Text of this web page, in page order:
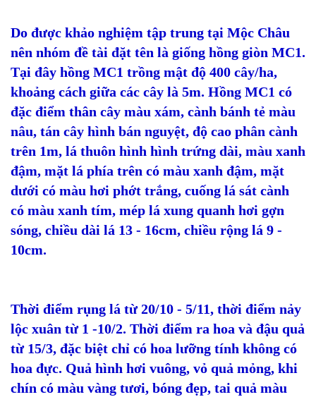
Do được khảo nghiệm tập trung tại Mộc Châu
nên nhóm đề tài đặt tên là giống hồng giòn MC1.
Tại đây hồng MC1 trồng mật độ 400 cây/ha,
khoảng cách giữa các cây là 5m. Hồng MC1 có
đặc điểm thân cây màu xám, cành bánh tẻ màu
nâu, tán cây hình bán nguyệt, độ cao phân cành
trên 1m, lá thuôn hình hình trứng dài, màu xanh
đậm, mặt lá phía trên có màu xanh đậm, mặt
dưới có màu hơi phớt trắng, cuống lá sát cành
có màu xanh tím, mép lá xung quanh hơi gợn
sóng, chiều dài lá 13 - 16cm, chiều rộng lá 9 -
10cm.
Thời điểm rụng lá từ 20/10 - 5/11, thời điểm nảy
lộc xuân từ 1 -10/2. Thời điểm ra hoa và đậu quả
từ 15/3, đặc biệt chỉ có hoa lưỡng tính không có
hoa đực. Quả hình hơi vuông, vỏ quả mỏng, khi
chín có màu vàng tươi, bóng đẹp, tai quả màu